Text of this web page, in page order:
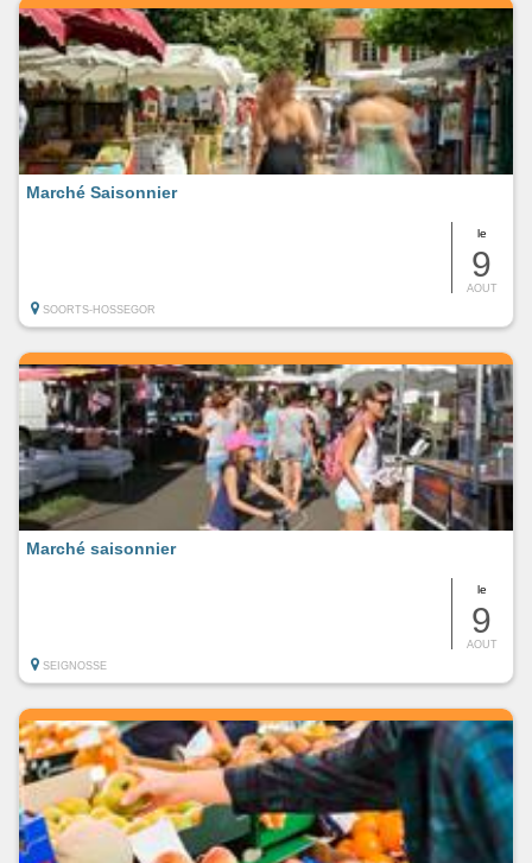
le
9
AOUT
Marché Saisonnier
SOORTS-HOSSEGOR
le
9
AOUT
Marché saisonnier
SEIGNOSSE